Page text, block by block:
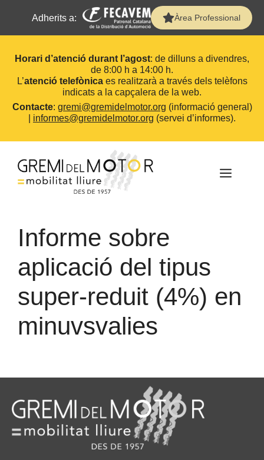
Adherits a: Àrea Professional
Horari d’atenció durant l’agost: de dilluns a divendres,
de 8:00 h a 14:00 h.
L’atenció telefònicaes realitzarà a través dels telèfons
indicats a la capçalera de la web.
Contacte: gremi@gremidelmotor.org (informació general)
informes@gremidelmotor.org (servei d’informes).
contingut
Informe sobre
aplicació del tipus
super-reduit (4%) en
minuvsvalies